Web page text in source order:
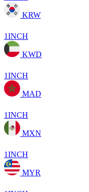
KRW
1INCH
KWD
1INCH
MAD
1INCH
MXN
1INCH
MYR